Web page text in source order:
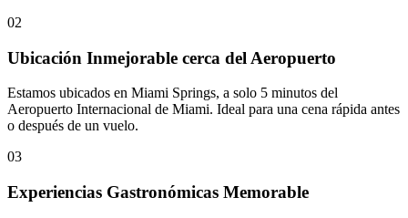
02
Ubicación Inmejorable cerca del Aeropuerto
Estamos ubicados en Miami Springs, a solo 5 minutos del
Aeropuerto Internacional de Miami. Ideal para una cena rápida antes
o después de un vuelo.
03
Experiencias Gastronómicas Memorable